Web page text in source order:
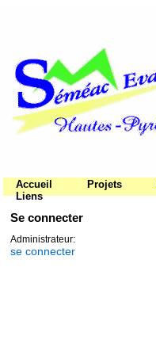
Accueil Projets
Liens
Se connecter
Administrateur:
se connecter